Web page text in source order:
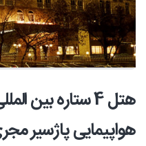
هتل 4 ستاره بین
هواپیمایی پاژسیر